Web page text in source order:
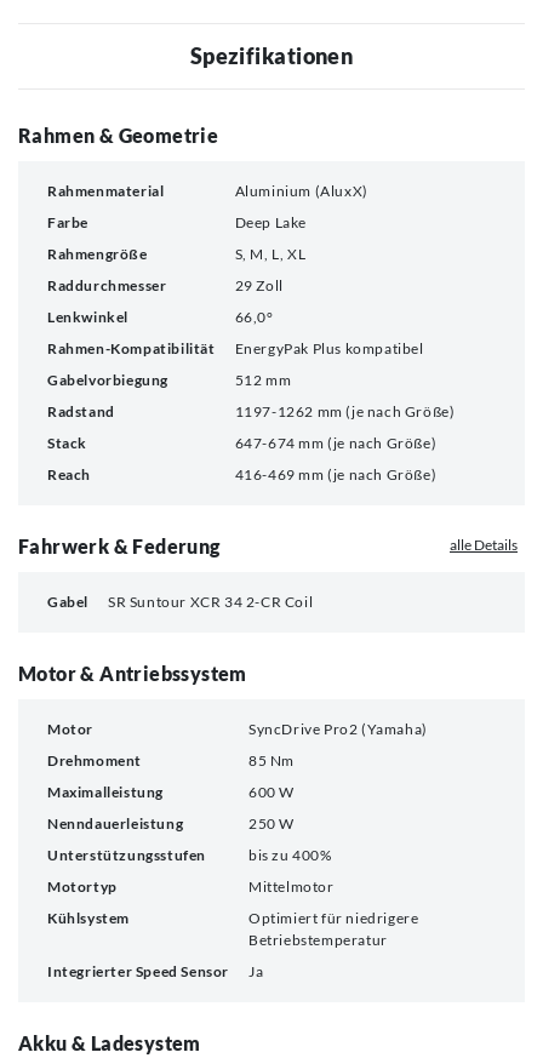
Spezifikationen
Rahmen & Geometrie
Rahmenmaterial
Aluminium (AluxX)
Farbe
Deep Lake
Rahmengröße
S, M, L, XL
Raddurchmesser
29 Zoll
Lenkwinkel
66,0°
Rahmen-Kompatibilität
EnergyPak Plus kompatibel
Gabelvorbiegung
512 mm
Radstand
1197-1262 mm (je nach Größe)
Stack
647-674 mm (je nach Größe)
Reach
416-469 mm (je nach Größe)
Fahrwerk & Federung alle Details
Gabel SR Suntour XCR 34 2-CR Coil
Motor & Antriebssystem
Motor
SyncDrive Pro2 (Yamaha)
Drehmoment
85 Nm
Maximalleistung
600 W
Nenndauerleistung
250 W
Unterstützungsstufen
bis zu 400%
Motortyp
Mittelmotor
Kühlsystem
Optimiert für niedrigere
Betriebstemperatur
Integrierter Speed Sensor
Ja
Akku & Ladesystem